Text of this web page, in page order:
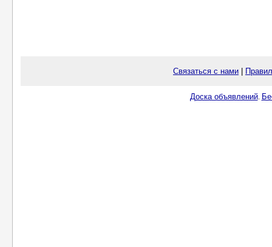
Связаться с нами
Доска объявлений.